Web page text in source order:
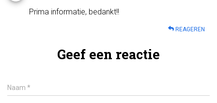
Prima informatie, bedankt!!
REAGEREN
Geef een reactie
Naam *